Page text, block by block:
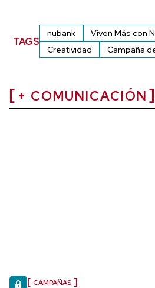
TAGS
nubank Viven Más con
Creatividad
Campaña
+ COMUNICACIÓN
CAMPAÑAS